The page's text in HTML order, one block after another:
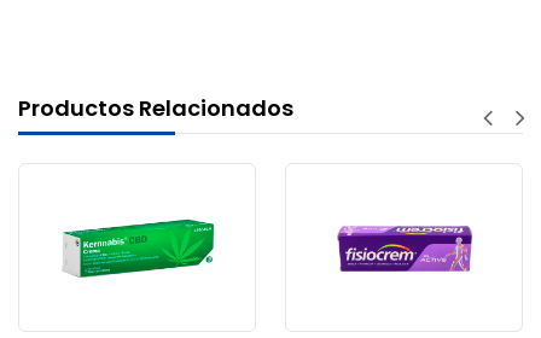
Productos Relacionados